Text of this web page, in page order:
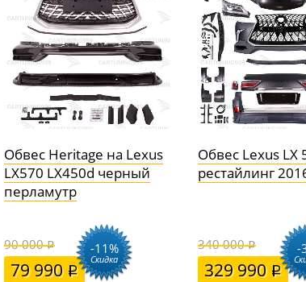
Обвес Heritage на Lexus
LX570 LX450d черный
перламутр
90 000
79 990
-11%
Скидка
Обвес Lexus LX
рестайлинг
340 000
329 990
-